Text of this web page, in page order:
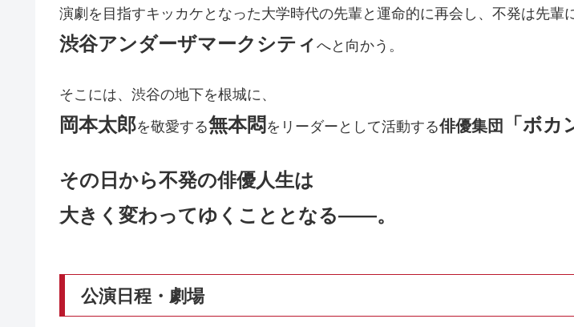
演劇を目指すキッカケとなった大学時代の先輩と運命的に再会し、不発は先輩
渋谷アンダーザマークシティへと向かう。
そこには、渋谷の地下を根城に、
岡本太郎を敬愛する無本悶をリーダーとして活動する俳優集団 「ボカ
その日から不発の俳優人生は
大きく変わってゆくこととなる――。
公演日程・劇場